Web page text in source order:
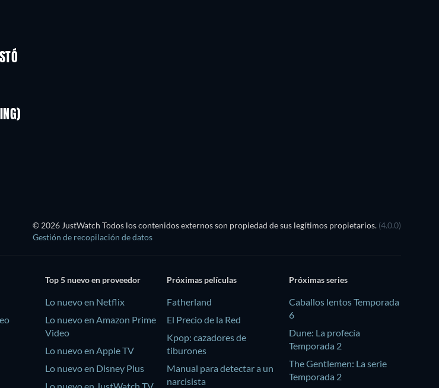
© 2026 JustWatch Todos los contenidos externos son propiedad de sus legítimos propietarios. (4.0.0)
Gestión de recopilación de datos
Top 5 nuevo en proveedor
Lo nuevo en Netflix
Lo nuevo en Amazon Prime
Video
Lo nuevo en Apple TV
Lo nuevo en Disney Plus
Próximas películas
Fatherland
El Precio de la Red
Kpop: cazadores de
tiburones
Manual para detectar a un
narcisista
Próximas series
Caballos lentos Temporada
6
Dune: La profecía
Temporada 2
The Gentlemen: La serie
Temporada 2